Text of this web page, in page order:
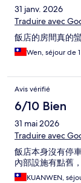
31 janv. 2026
Traduire avec
飯店的房間真的
Wen, séjour de
Avis vérifié
6/10 Bien
31 mai 2026
Traduire avec
飯店本身沒有停
內部設施有點舊
KUANWEN,